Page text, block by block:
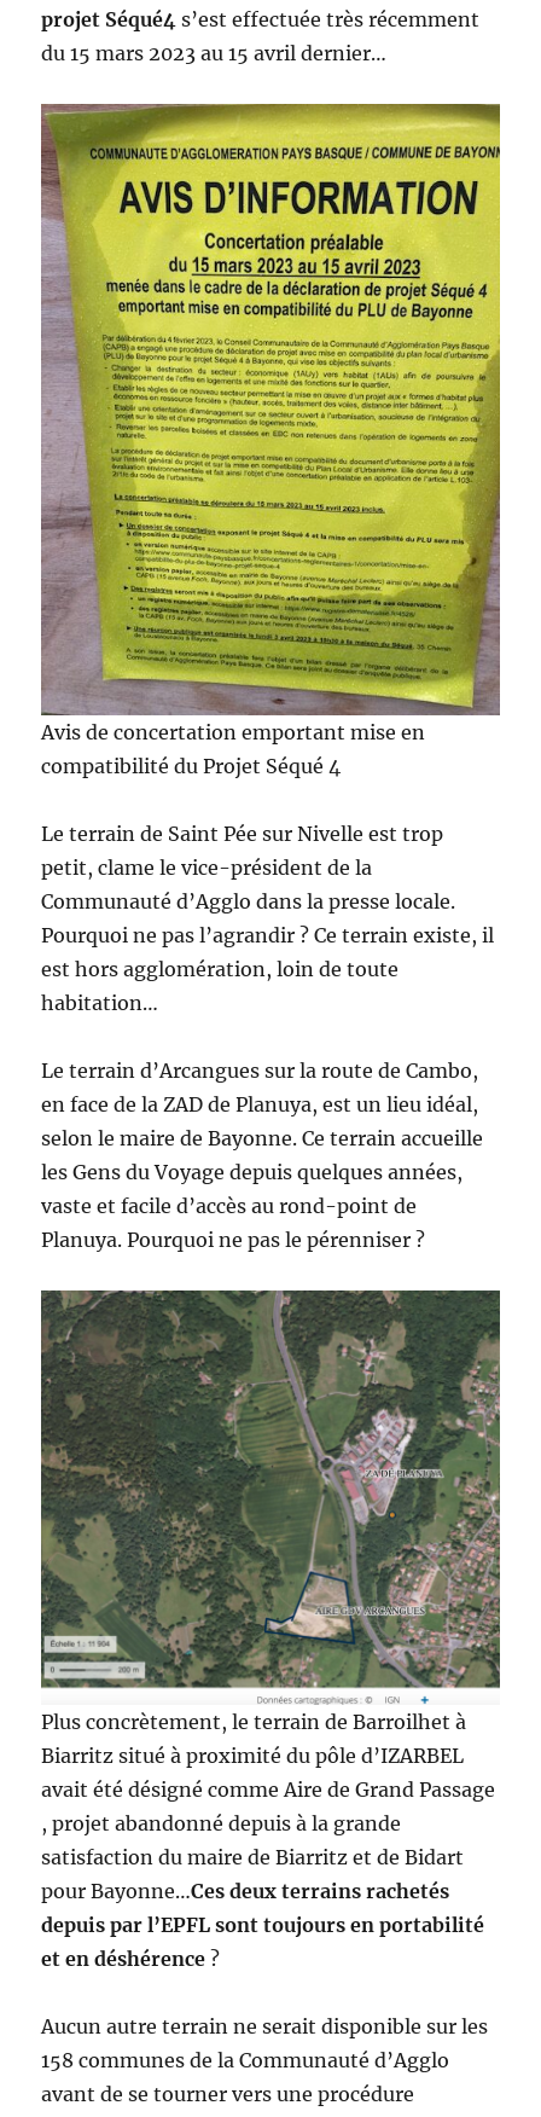
projet Séqué4 s’est effectuée très récemment
du 15 mars 2023 au 15 avril dernier…
Avis de concertation emportant mise en
compatibilité du Projet Séqué 4
Le terrain de Saint Pée sur Nivelle est trop
petit, clame le vice-président de la
Communauté d’Agglo dans la presse locale.
Pourquoi ne pas l’agrandir ? Ce terrain existe, il
est hors agglomération, loin de toute
habitation…
Le terrain d’Arcangues sur la route de Cambo,
en face de la ZAD de Planuya, est un lieu idéal,
selon le maire de Bayonne. Ce terrain accueille
les Gens du Voyage depuis quelques années,
vaste et facile d’accès au rond-point de
Planuya. Pourquoi ne pas le pérenniser ?
Plus concrètement, le terrain de Barroilhet à
Biarritz situé à proximité du pôle d’IZARBEL
avait été désigné comme Aire de Grand Passage
, projet abandonné depuis à la grande
satisfaction du maire de Biarritz et de Bidart
pour Bayonne…Ces deux terrains rachetés
depuis par l’EPFL sont toujours en portabilité
et en déshérence ?
Aucun autre terrain ne serait disponible sur les
158 communes de la Communauté d’Agglo
avant de se tourner vers une procédure